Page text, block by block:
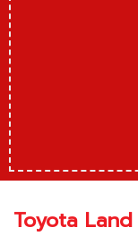
Toyota